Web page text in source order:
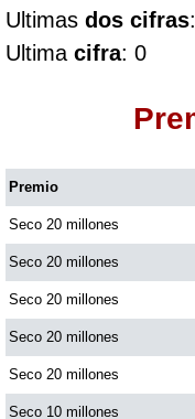
Culona noche
Dorado
Dorado Noche
Fantástica Día
Fantástica
Ultimas dos cifras
Ultima cifra: 0
Premio
Seco 20 millones
Seco 20 millones
Seco 20 millones
Seco 20 millones
Seco 20 millones
Seco 10 millones